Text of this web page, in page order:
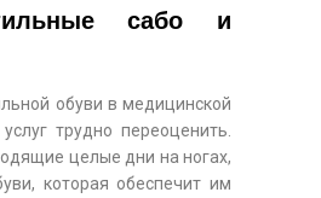
сабо и
обуви в медицинской
трудно переоценить.
целые дни на ногах,
которая обеспечит им